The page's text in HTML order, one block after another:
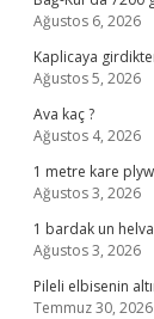
Ağustos 6, 2026
Kaplicaya
Ağustos 5, 2026
Ava kaç ?
Ağustos 4, 2026
1 metre kare
Ağustos 3, 2026
1 bardak un
Ağustos 3, 2026
Pileli elbisenin
Temmuz 30, 2026